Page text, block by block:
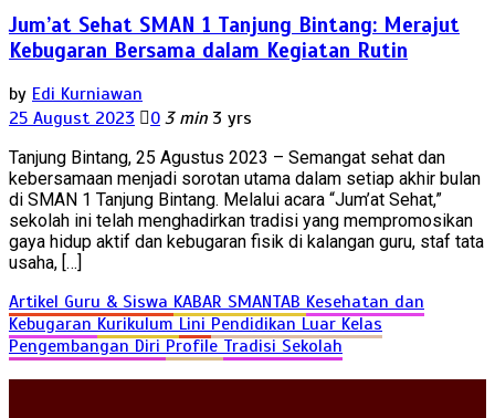
Jum’at Sehat SMAN 1 Tanjung Bintang: Merajut
Kebugaran Bersama dalam Kegiatan Rutin
by Edi Kurniawan
25 August 2023
0 3 min 3 yrs
Tanjung Bintang, 25 Agustus 2023 – Semangat sehat dan
kebersamaan menjadi sorotan utama dalam setiap akhir bulan
di SMAN 1 Tanjung Bintang. Melalui acara “Jum’at Sehat,”
sekolah ini telah menghadirkan tradisi yang mempromosikan
gaya hidup aktif dan kebugaran fisik di kalangan guru, staf tata
usaha, […]
Artikel Guru & Siswa KABAR SMANTAB Kesehatan dan
Kebugaran Kurikulum Lini Pendidikan Luar Kelas
Pengembangan Diri Profile Tradisi Sekolah